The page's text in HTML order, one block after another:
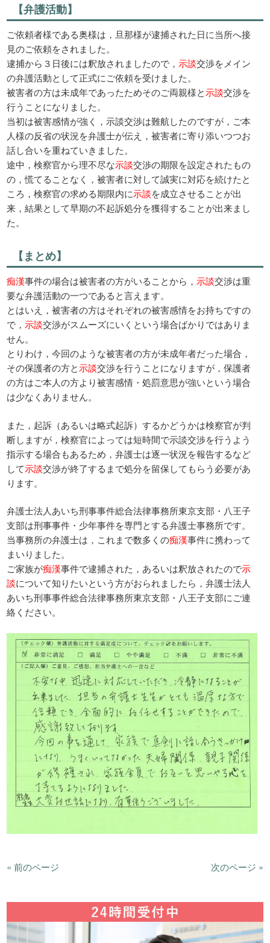
【弁護活動】
ご依頼者様である奥様は，旦那様が逮捕された日に当所へ接
見のご依頼をされました。
逮捕から３日後には釈放されましたので， 示談交渉をメイン
の弁護活動として正式にご依頼を受けました。
被害者の方は未成年であったためそのご両親様と示談交渉を
行うことになりました。
当初は被害感情が強く，示談交渉は難航したのですが，ご本
人様の反省の状況を弁護士が伝え，被害者に寄り添いつつお
話し合いを重ねていきました。
途中，検察官から理不尽な示談交渉の期限を設定されたもの
の，慌てることなく，被害者に対して誠実に対応を続けたと
ころ，検察官の求める期限内に示談を成立させることが出
来，結果として早期の不起訴処分を獲得することが出来まし
た。
【まとめ】
痴漢事件の場合は被害者の方がいることから， 示談交渉は重
要な弁護活動の一つであると言えます。
とはいえ，被害者の方はそれぞれの被害感情をお持ちですの
で， 示談交渉がスムーズにいくという場合ばかりではありま
せん。
とりわけ，今回のような被害者の方が未成年者だった場合，
その保護者の方と示談交渉を行うことになりますが，保護者
の方はご本人の方より被害感情・処罰意思が強いという場合
は少なくありません。
また，起訴（あるいは略式起訴）するかどうかは検察官が判
断しますが，検察官によっては短時間で示談交渉を行うよう
指示する場合もあるため，弁護士は逐一状況を報告するなど
して示談交渉が終了するまで処分を留保してもらう必要があ
ります。
弁護士法人あいち刑事事件総合法律事務所東京支部・八王子
支部は刑事事件・少年事件を専門とする弁護士事務所です。
当事務所の弁護士は，これまで数多くの痴漢事件に携わって
まいりました。
ご家族が痴漢事件で逮捕された，あるいは釈放されたので示
談について知りたいという方がおられましたら，弁護士法人
あいち刑事事件総合法律事務所東京支部・八王子支部にご連
絡ください。
« 前のページ 次のページ »